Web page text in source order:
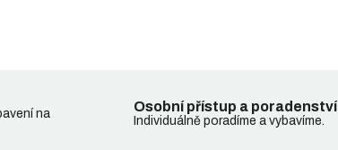
na
Osobní přístup a poradenství
Individuálně poradíme a vybavíme.